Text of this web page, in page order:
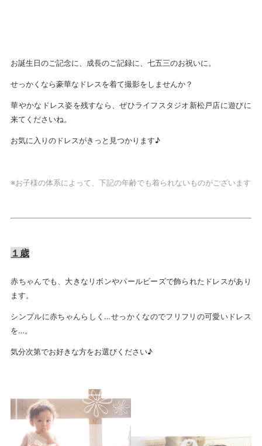
お誕生日のご記念に、成長のご記録に、七五三のお祝いに。
せっかくなら豪華なドレスを着て撮影をしませんか？
華やかなドレス姿を残すなら、ぜひライフスタジオ新松戸店に遊びに
来てくださいね。
お気に入りのドレスがきっと見つかります♪
※お子様の体系によって、下記の年齢でも着られないものがございます
１歳
赤ちゃんでも、大きなリボンやパールビーズで飾られたドレスがあり
ます。
シンプルに赤ちゃんらしく…せっかくなのでフリフリの可愛いドレス
を…。
気分次第でお好きな方をお選びください♪